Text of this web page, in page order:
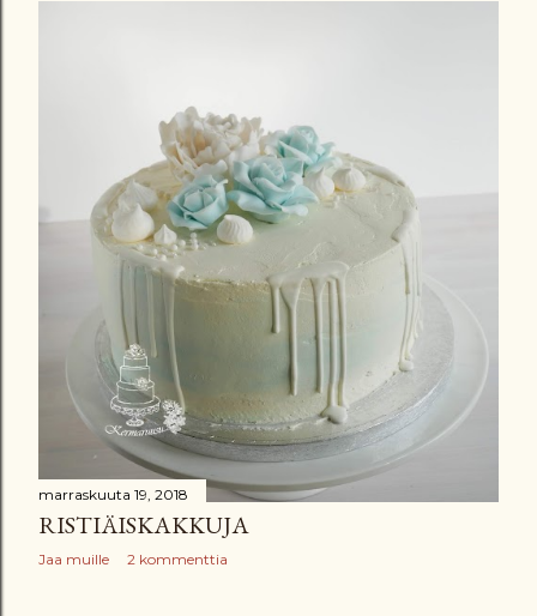
marraskuuta 19, 2018
RISTIÄISKAKKUJA
Jaa muille 2 kommenttia